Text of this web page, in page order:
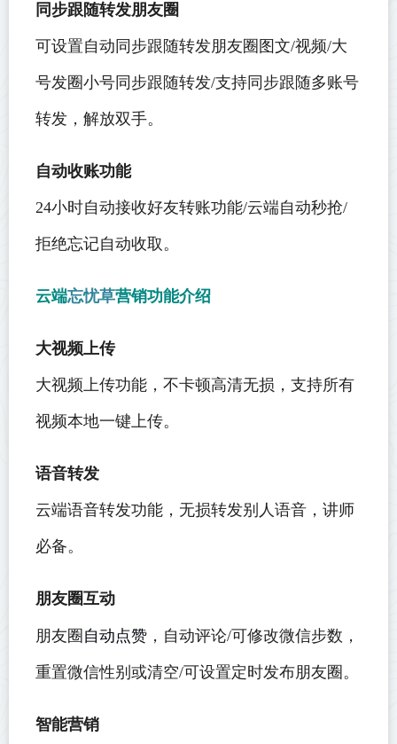
同步跟随转发朋友圈
可设置自动同步跟随转发朋友圈图文/视频/大
号发圈小号同步跟随转发/支持同步跟随多账号
转发，解放双手。
自动收账功能
24小时自动接收好友转账功能/云端自动秒抢/
拒绝忘记自动收取。
云端忘忧草营销功能介绍
大视频上传
大视频上传功能，不卡顿高清无损，支持所有
视频本地一键上传。
语音转发
云端语音转发功能，无损转发别人语音，讲师
必备。
朋友圈互动
朋友圈 自动点赞 ，自动评论/可修改微信步数，
重置微信性别或清空/可设置定时发布朋友圈。
智能营销